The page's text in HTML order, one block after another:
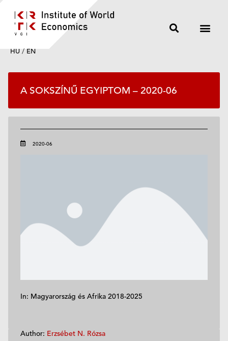
HU / EN
A SOKSZÍNŰ EGYIPTOM – 2020-06
2020-06
In: Magyarország és Afrika 2018-2025
Author: Erzsébet N. Rózsa